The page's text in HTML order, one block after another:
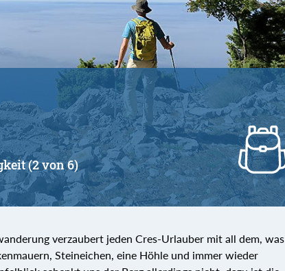
(2 von 6)
verzaubert jeden Cres-Urlauber mit all dem, was
Steineichen, eine Höhle und immer wieder